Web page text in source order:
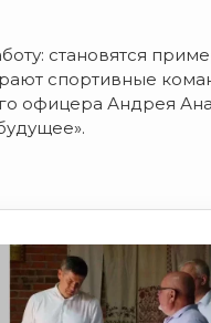
становятся
спортивные
офицера Андрея